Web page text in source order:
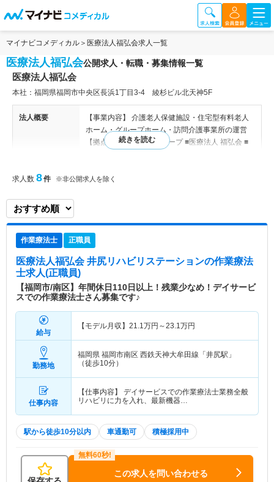
マイナビコメディカル 医療法人福弘会求人一覧
医療法人福弘会公開求人・転職・募集情報一覧
医療法人福弘会
本社：福岡県福岡市中央区長浜1丁目3-4 綾杉ビル北天神5F
法人概要
【事業内容】 介護老人保健施設・住宅型有料老人
ホーム・グループホーム・訪問介護事業所の運営
【拠点詳細】 福弘会グループ ■医療法人 福弘会 ■
業所】 【医療法人福弘会 運営施設】 ■介護老人保
ン」 ■定期巡回・随時対応型 訪問介護看護事業所
「定巡名島町」 ■居宅介護支援事業所「ケアサポー
特色
院、クリニックなどを経営しており安定した収益を
あげています。 経営理念として『日々安全で、心
のこもったあたたかいサービスをおこなう。』事を
掲げており、グループ会社でサービスの一元化を図
っています。
求人数 8件 ※非公開求人を除く
作業療法士 正職員
医療法人福弘会 井尻リハビリステーションの作業療法
士求人(正職員)
【福岡市/南区】年間休日110日以上！残業少なめ！デイサービ
スでの作業療法士さん募集です♪
給与
【モデル月収】 21.1 万円～23.1 万円
勤務地
福岡県 福岡市南区 西鉄天神大牟田線「井尻駅」
（徒歩10分）
仕事内容
【仕事内容】 デイサービスでの作業療法士業務全般
リハビリに力を入れ、最新機器…
駅から徒歩10分以内 車通勤可 積極採用中
この求人を問い合わせる